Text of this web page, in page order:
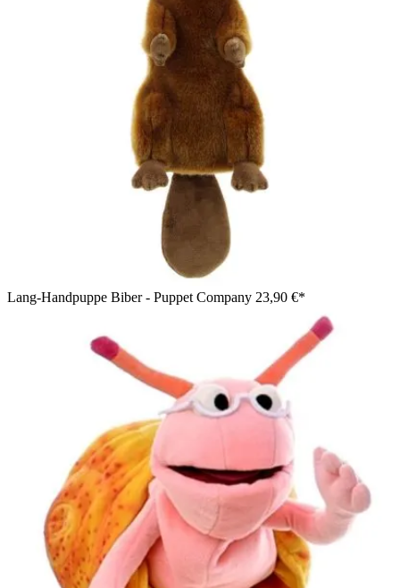
Lang-Handpuppe Biber - Puppet Company 23,90 €*